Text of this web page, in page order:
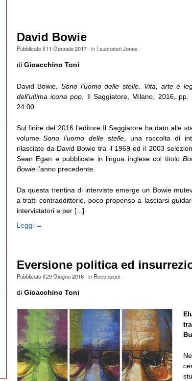
David Bowie
Pubblicato il 11 Gennaio 2017· in I suonatori Jones ·
di Gioacchino Toni
David Bowie, Sono l’uomo delle stelle. Vita, arte e
dell’ultima icona pop , Il Saggiatore, Milano, 2016, pp.
24.00
Sul finire del 2016 l’editore Il Saggiatore ha dato alle
volumeSono l’uomo delle stelle, una raccolta di
rilasciate da David Bowie tra il 1969 ed il 2003
Sean Egan e pubblicate in lingua inglese col titolo
Bowiel’anno precedente.
Da questa trentina di interviste emerge un Bowie
a tratti contraddittorio, poco propenso a lasciarsi
intervistatori e per [...]
Leggi →
Eversione politica ed
Pubblicato il29 Giugno 2016· in Recensioni·
di Gioacchino Toni